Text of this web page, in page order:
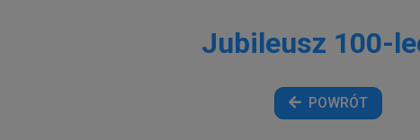
Jubileusz 100-
POWRÓT